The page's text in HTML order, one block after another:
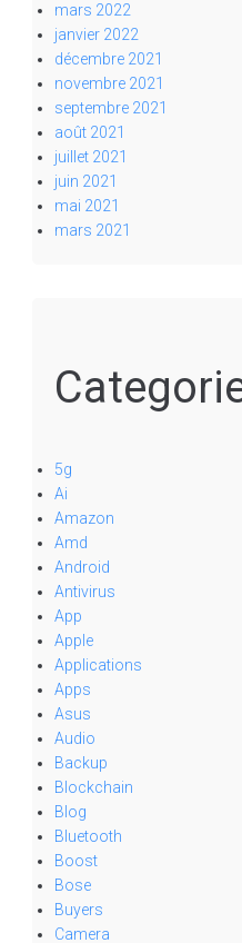
mars 2022
janvier 2022
décembre 2021
novembre 2021
septembre 2021
août 2021
juillet 2021
juin 2021
mai 2021
mars 2021
5g
Ai
Amazon
Amd
Android
Antivirus
App
Apple
Applications
Apps
Asus
Audio
Backup
Blockchain
Blog
Bluetooth
Boost
Bose
Buyers
Camera